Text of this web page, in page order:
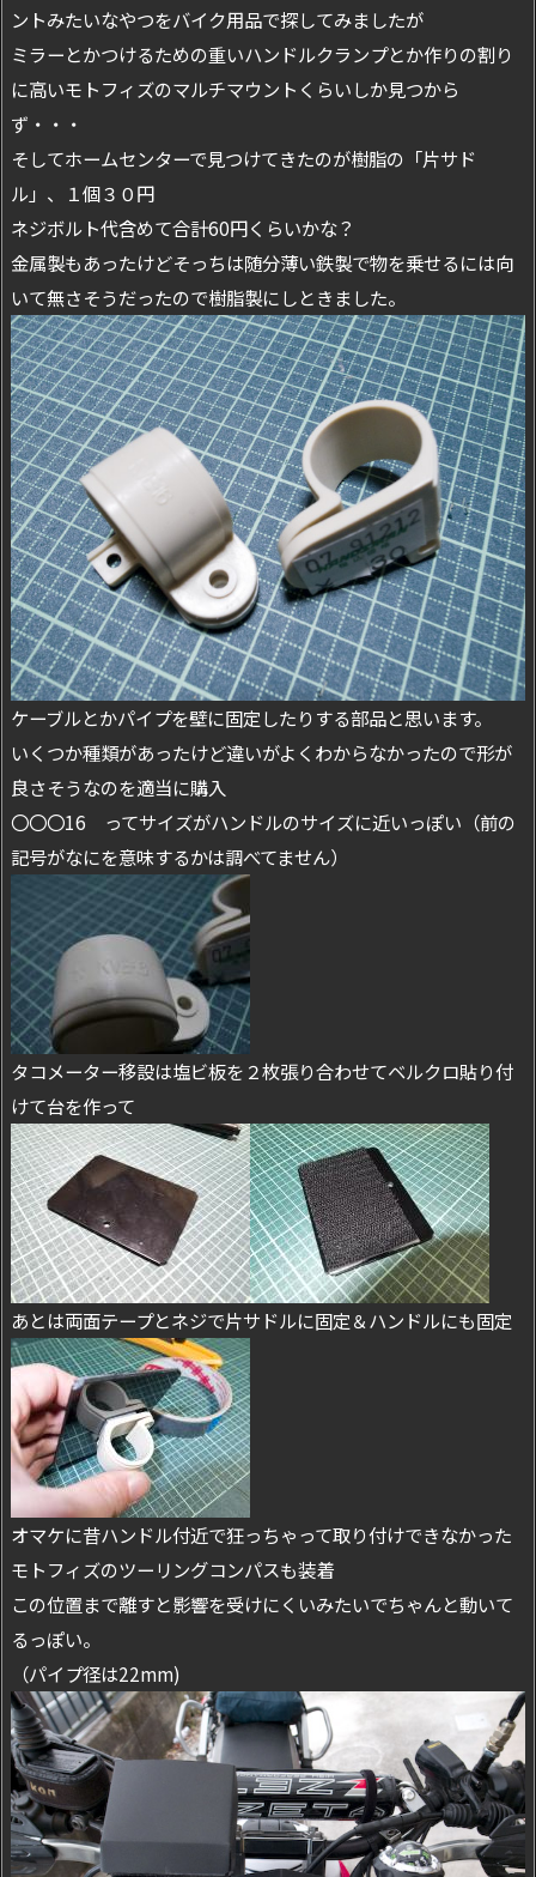
ントみたいなやつをバイク用品で探してみましたが
ミラーとかつけるための重いハンドルクランプとか作りの割り
に高いモトフィズのマルチマウントくらいしか見つから
ず・・・
そしてホームセンターで見つけてきたのが樹脂の「片サド
ル」、１個３０円
ネジボルト代含めて合計60円くらいかな？
金属製もあったけどそっちは随分薄い鉄製で物を乗せるには向
いて無さそうだったので樹脂製にしときました。
ケーブルとかパイプを壁に固定したりする部品と思います。
いくつか種類があったけど違いがよくわからなかったので形が
良さそうなのを適当に購入
〇〇〇16 ってサイズがハンドルのサイズに近いっぽい（前の
記号がなにを意味するかは調べてません）
タコメーター移設は塩ビ板を２枚張り合わせてベルクロ貼り付
けて台を作って
あとは両面テープとネジで片サドルに固定＆ハンドルにも固定
オマケに昔ハンドル付近で狂っちゃって取り付けできなかった
モトフィズのツーリングコンパスも装着
この位置まで離すと影響を受けにくいみたいでちゃんと動いて
るっぽい。
（パイプ径は22mm)